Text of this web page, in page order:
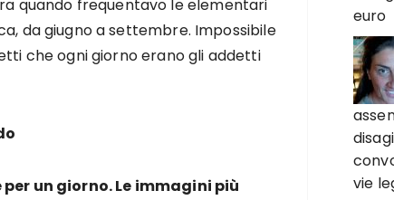
quando frequentavo le elementari
da giugno a settembre. Impossibile
che ogni giorno erano gli addetti
un giorno. Le immagini più
euro
vie